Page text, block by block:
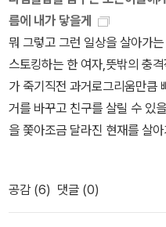
지 이게 뭐냐는 듯의 애통함. 형
기에도 깔려있길 바란건지도
선 마을. 그리고 바라보는 눈빛
겠다. 마을 사람들과 말을 하기
그 눈빛의 말을 하지 않고 다른
컸구나. 너희가 그 아이들이구
고맙다. 더 늦지 않아주어 고맙
서, 잘 살아줘서, 모든 형용사를
를 원망하리만큼 애틋하게 보
본 서평단으로 선정되어 책을
이야기를 자세히 쓰고 싶지만,
다.
희생이 어떤 의미를 가졌는지를
의미를 깨닫게 됩니다. 이 과정
습은 독자들에게 깊은 인상을
매우 중요한 요소입니다. 수빈
는 나은의 시도와, 수빈의 희생
모습은 감동적입니다. 특히, 수
운을 남깁니다. 이는 추모가 단
아있는 이들에게도 큰 위로와
실적인 서사에 약간의 판타지
름에 내가 닿을게
뭐 그렇고 그런 일상을 살아가
스토킹하는 한 여자,뜻밖의 충
가 죽기직전 과거로그리움만큼
거를 바꾸고 친구를 살릴 수 있
을 쫓아조금 달라진 현재를 살
정등예상치 못한 반전과 애틋
설,과거의 기억은 애틋하지만
지 않은 미래는 바로 지금 바꿀
공감 (6) 댓글 (0)